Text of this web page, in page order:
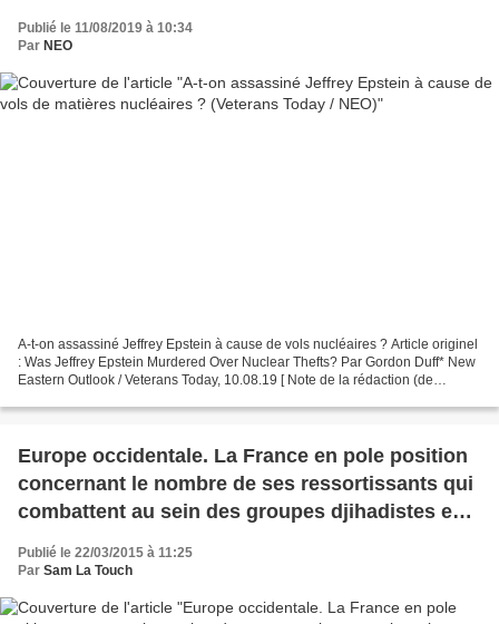
Publié le 11/08/2019 à 10:34
Par NEO
A-t-on assassiné Jeffrey Epstein à cause de vols nucléaires ? Article originel
: Was Jeffrey Epstein Murdered Over Nuclear Thefts? Par Gordon Duff* New
Eastern Outlook / Veterans Today, 10.08.19 [ Note de la rédaction (de
Europe occidentale. La France en pole position
concernant le nombre de ses ressortissants qui
combattent au sein des groupes djihadistes en
Publié le 22/03/2015 à 11:25
Par Sam La Touch